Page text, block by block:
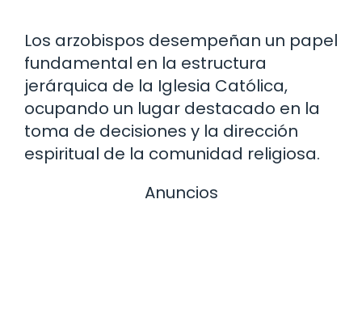
Los arzobispos desempeñan un papel
fundamental en la estructura
jerárquica de la Iglesia Católica,
ocupando un lugar destacado en la
toma de decisiones y la dirección
espiritual de la comunidad religiosa.
Anuncios